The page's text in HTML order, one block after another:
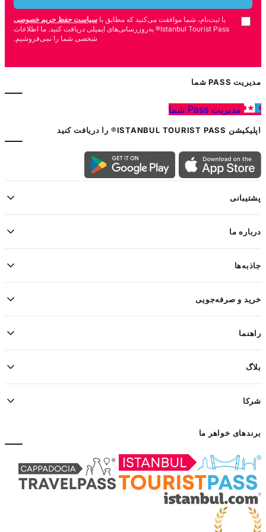
با ثبت‌نام، شما موافقت می‌کنید که مطابق با سیاست حفظ حریم خصوصی
Istanbul Tourist Pass® به‌روزرسانی‌های ایمیلی دریافت کنید. ما اطلاعات
شخصی شما را نمی‌فروشیم.
مدیریت PASS شما
مدیریت Pass شما
اپلیکیشن ISTANBUL TOURIST PASS® را دریافت کنید
پشتیبانی
درباره ما
جاذبه‌ها
خرید و صرفه‌جویی
راهنما
بلاگ
شرکا
برندهای خواهر ما